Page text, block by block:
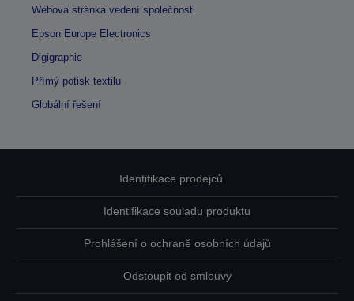
Webová stránka vedení společnosti
Epson Europe Electronics
Digigraphie
Přímý potisk textilu
Globální řešení
Identifikace prodejců
Identifikace souladu produktu
Prohlášení o ochraně osobních údajů
Odstoupit od smlouvy